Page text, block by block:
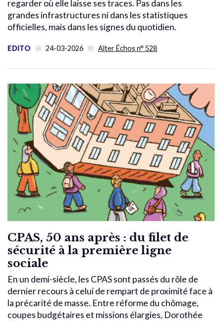
regarder où elle laisse ses traces. Pas dans les
grandes infrastructures ni dans les statistiques
officielles, mais dans les signes du quotidien.
EDITO 24-03-2026 Alter Échos n° 528
CPAS, 50 ans après : du filet de
sécurité à la première ligne
sociale
En un demi-siècle, les CPAS sont passés du rôle de
dernier recours à celui de rempart de proximité face à
la précarité de masse. Entre réforme du chômage,
coupes budgétaires et missions élargies, Dorothée